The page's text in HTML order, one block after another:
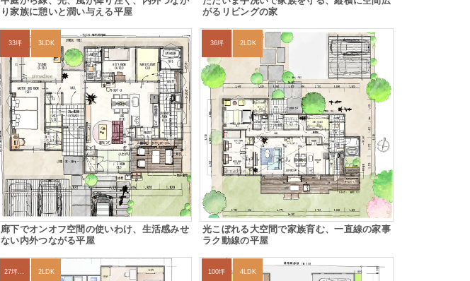
り家族に憩いと潤い与える平屋
がるリビングの家
33坪 3LDK
廊下でオンオフ空間の使いわけ、生活感みせ
ない内外つながる平屋
36坪 2LDK
光こぼれる大空間で家族育む、一直線の家事
ラク動線の平屋
2LDK 100坪 4LDK